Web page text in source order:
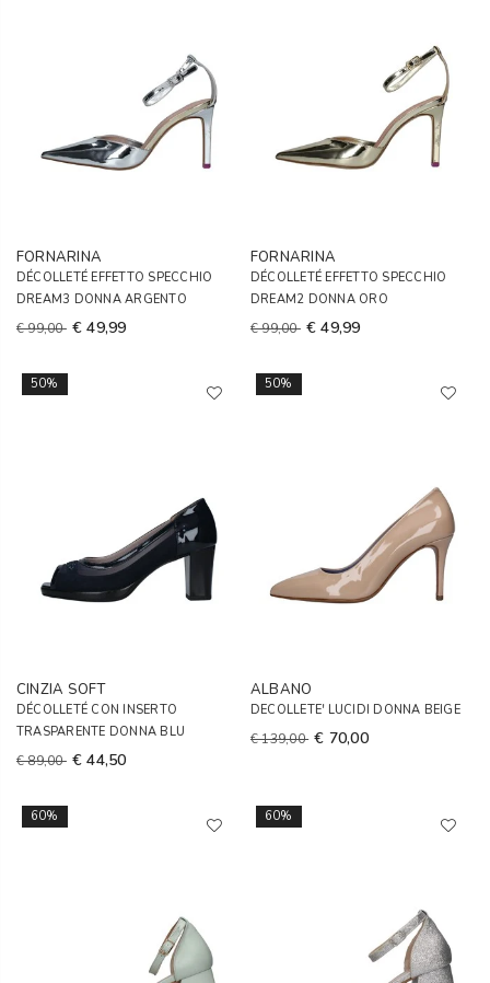
FORNARINA
DÉCOLLETÉ EFFETTO SPECCHIO
DREAM3 DONNA ARGENTO
€ 99,00 € 49,99
FORNARINA
DÉCOLLETÉ EFFETTO SPECCHIO
DREAM2 DONNA ORO
€ 99,00 € 49,99
50%
CINZIA SOFT
DÉCOLLETÉ CON INSERTO
TRASPARENTE DONNA BLU
€ 89,00 € 44,50
50%
ALBANO
DECOLLETE' LUCIDI DONNA BEIGE
€ 139,00 € 70,00
60% 60%